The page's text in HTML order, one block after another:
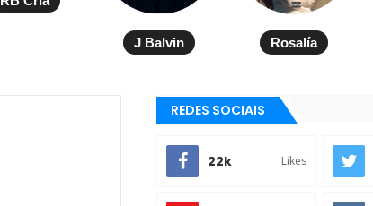
J Balvin Rosalía
REDES SOCIAIS
22k Likes